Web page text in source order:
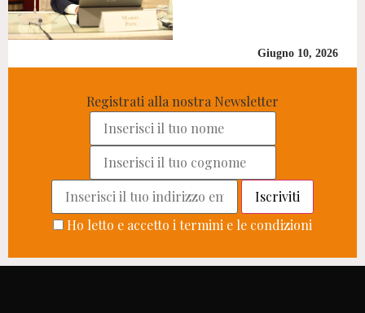
Giugno 10, 2026
Registrati alla nostra Newsletter
Ho letto e accetto i termini e le condizioni